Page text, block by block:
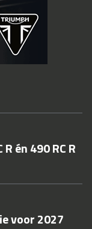
én 490 RC R
voor 2027